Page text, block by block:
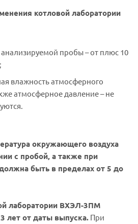
котловой лаборатории
пробы – от плюс 10
влажность атмосферного
атмосферное давление – не
окружающего воздуха
с пробой, а также при
быть в пределах от 5 до
лаборатории ВХЭЛ-3ПМ
лет от даты выпуска. При